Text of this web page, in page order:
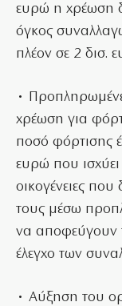
ευρώ η χρέωση
όγκος
πλέον σε 2 δισ.
•
χρέωση για
ποσό φόρτισης
ευρώ που
οικογένειες που
τους μέσω
να αποφεύγουν
έλεγχο των
• Αύξηση του